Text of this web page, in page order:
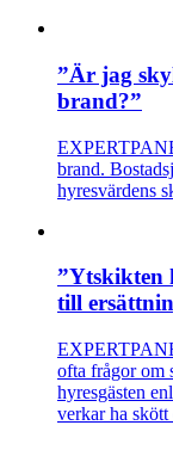
”Är jag
brand?”
brand.
hyresvärdens
”Ytskikten
till
ofta frågor om
hyresgästen
verkar ha skött